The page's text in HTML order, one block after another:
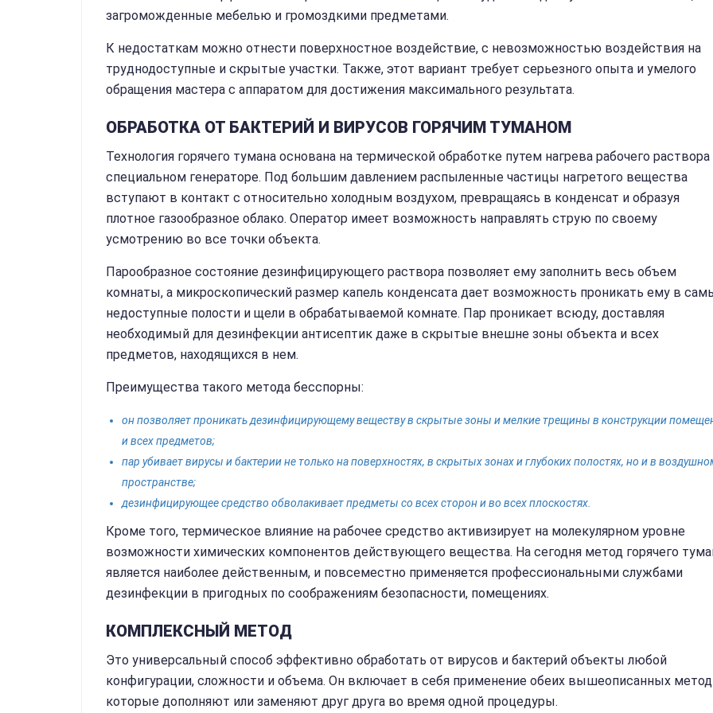
загроможденные мебелью и громоздкими предметами.
К недостаткам можно отнести поверхностное воздействие, с невозможностью воздействия на
труднодоступные и скрытые участки. Также, этот вариант требует серьезного опыта и умелого
обращения мастера с аппаратом для достижения максимального результата.
ОБРАБОТКА ОТ БАКТЕРИЙ И ВИРУСОВ ГОРЯЧИМ ТУМАНОМ
Технология горячего тумана основана на термической обработке путем нагрева рабочего
специальном генераторе. Под большим давлением распыленные частицы нагретого вещества
вступают в контакт с относительно холодным воздухом, превращаясь в конденсат и образуя
плотное газообразное облако. Оператор имеет возможность направлять струю по своему
усмотрению во все точки объекта.
Парообразное состояние дезинфицирующего раствора позволяет ему заполнить весь объем
комнаты, а микроскопический размер капель конденсата дает возможность проникать ему в
недоступные полости и щели в обрабатываемой комнате. Пар проникает всюду, доставляя
необходимый для дезинфекции антисептик даже в скрытые внешне зоны объекта и всех
предметов, находящихся в нем.
Преимущества такого метода бесспорны:
он позволяет проникать дезинфицирующему веществу в скрытые зоны и мелкие трещины в конструкции
и всех предметов;
пар убивает вирусы и бактерии не только на поверхностях, в скрытых зонах и глубоких полостях, но и в
пространстве;
дезинфицирующее средство обволакивает предметы со всех сторон и во всех плоскостях.
Кроме того, термическое влияние на рабочее средство активизирует на молекулярном уровне
возможности химических компонентов действующего вещества. На сегодня метод горячего
является наиболее действенным, и повсеместно применяется профессиональными службами
дезинфекции в пригодных по соображениям безопасности, помещениях.
КОМПЛЕКСНЫЙ МЕТОД
Это универсальный способ эффективно обработать от вирусов и бактерий объекты любой
конфигурации, сложности и объема. Он включает в себя применение обеих вышеописанных
которые дополняют или заменяют друг друга во время одной процедуры.